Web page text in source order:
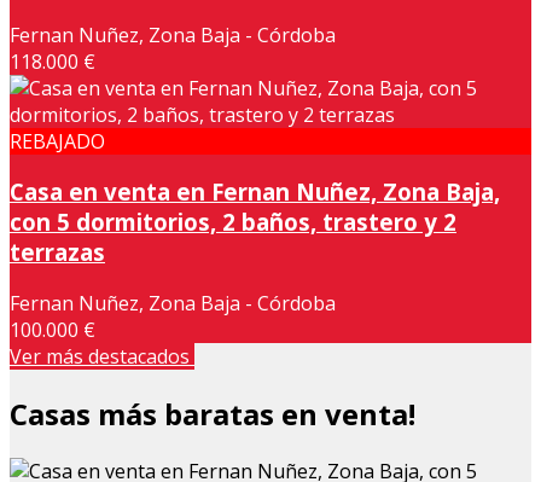
Fernan Nuñez, Zona Baja - Córdoba
118.000 €
REBAJADO
Casa en venta en Fernan Nuñez, Zona Baja,
con 5 dormitorios, 2 baños, trastero y 2
terrazas
Fernan Nuñez, Zona Baja - Córdoba
100.000 €
Ver más destacados
Casas más baratas en venta!